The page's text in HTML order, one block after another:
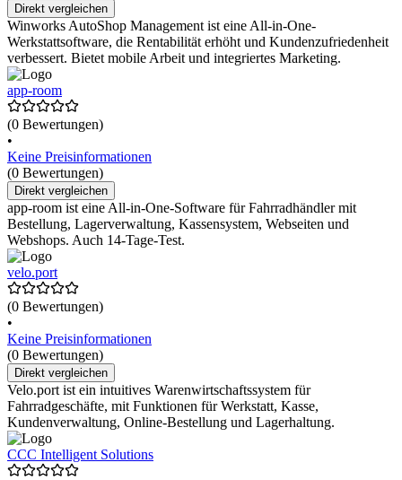
Direkt vergleichen
Winworks AutoShop Management ist eine All-in-One-
Werkstattsoftware, die Rentabilität erhöht und Kundenzufriedenheit
verbessert. Bietet mobile Arbeit und integriertes Marketing.
app-room
(0 Bewertungen)
•
Keine Preisinformationen
(0 Bewertungen)
Direkt vergleichen
app-room ist eine All-in-One-Software für Fahrradhändler mit
Bestellung, Lagerverwaltung, Kassensystem, Webseiten und
Webshops. Auch 14-Tage-Test.
velo.port
(0 Bewertungen)
•
Keine Preisinformationen
(0 Bewertungen)
Direkt vergleichen
Velo.port ist ein intuitives Warenwirtschaftssystem für
Fahrradgeschäfte, mit Funktionen für Werkstatt, Kasse,
Kundenverwaltung, Online-Bestellung und Lagerhaltung.
CCC Intelligent Solutions